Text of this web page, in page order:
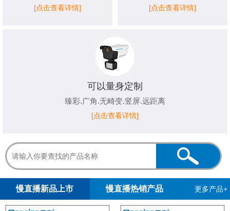
[点击查看详情] [点击查看详情]
可以量身定制
臻彩.广角.无畸变.竖屏.远距离
[点击查看详情]
慢直播新品上市 慢直播热销产品 更多产品+